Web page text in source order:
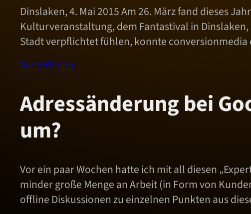
Dinslaken, 4. Mai 2015 Am 26. März fand dieses
Kulturveranstaltung, dem Fantastival in
Stadt verpflichtet fühlen, konnte
Weiterlesen
Adressänderung bei
um?
Vor ein paar Wochen hatte ich mit all diesen
minder große Menge an Arbeit (in Form von
offline Diskussionen zu einzelnen Punkten aus